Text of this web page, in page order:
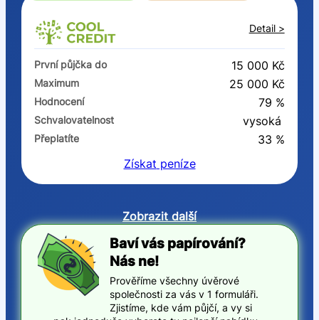
Detail >
První půjčka do 15 000 Kč
Maximum 25 000 Kč
Hodnocení 79 %
Schvalovatelnost vysoká
Přeplatíte
33 %
Získat peníze
Zobrazit další
Baví vás papírování?
Nás ne!
Prověříme všechny úvěrové
společnosti za vás v 1 formuláři.
Zjistíme, kde vám půjčí, a vy si